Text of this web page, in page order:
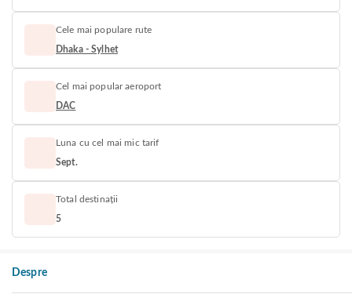
Cele mai populare rute
Dhaka - Sylhet
Cel mai popular aeroport
DAC
Luna cu cel mai mic tarif
Sept.
Total destinații
5
Despre